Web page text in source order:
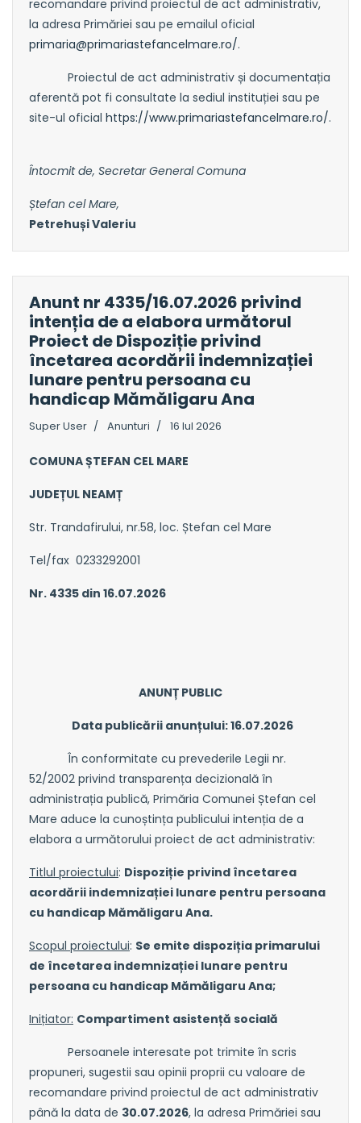
recomandare privind proiectul de act administrativ,
la adresa Primăriei sau pe emailul oficial
primaria@primariastefancelmare.ro/.
Proiectul de act administrativ și documentația
aferentă pot fi consultate la sediul instituției sau pe
site-ul oficial https://www.primariastefancelmare.ro/.
Întocmit de, Secretar General Comuna
Ștefan cel Mare,
Petrehuși Valeriu
Anunt nr 4335/16.07.2026 privind
intenția de a elabora următorul
Proiect de Dispoziție privind
încetarea acordării indemnizației
lunare pentru persoana cu
handicap Mămăligaru Ana
Super User Anunturi 16 Iul 2026
COMUNA ȘTEFAN CEL MARE
JUDEȚUL NEAMȚ
Str. Trandafirului, nr.58, loc. Ștefan cel Mare
Tel/fax 0233292001
Nr. 4335 din 16.07.2026
ANUNȚ PUBLIC
Data publicării anunțului: 16.07.2026
În conformitate cu prevederile Legii nr.
52/2002 privind transparența decizională în
administrația publică, Primăria Comunei Ștefan cel
Mare aduce la cunoștința publicului intenția de a
elabora a următorului proiect de act administrativ:
Titlul proiectului: Dispoziție privind încetarea
acordării indemnizației lunare pentru persoana
cu handicap Mămăligaru Ana.
Scopul proiectului: Se emite dispoziția primarului
de încetarea indemnizației lunare pentru
persoana cu handicap Mămăligaru Ana;
Inițiator: Compartiment asistență socială
Persoanele interesate pot trimite în scris
propuneri, sugestii sau opinii proprii cu valoare de
recomandare privind proiectul de act administrativ
până la data de 30.07.2026, la adresa Primăriei sau